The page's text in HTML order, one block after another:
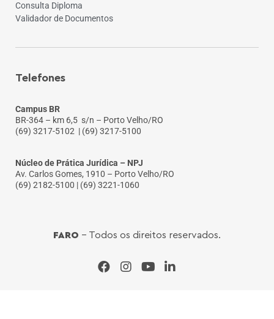
Consulta Diploma
Validador de Documentos
Telefones
Campus BR
BR-364 – km 6,5 s/n – Porto Velho/RO
(69) 3217-5102 | (69) 3217-5100
Núcleo de Prática Jurídica – NPJ
Av. Carlos Gomes, 1910 – Porto Velho/RO
(69) 2182-5100 | (69) 3221-1060
FARO - Todos os direitos reservados.